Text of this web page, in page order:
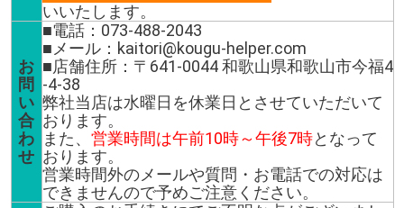
いいたします。
お
問
い
合
わ
せ
■電話：073-488-2043
■メール：kaitori@kougu-helper.com
■店舗住所：〒641-0044 和歌山県和歌山市今福4
-4-38
弊社当店は水曜日を休業日とさせていただいて
おります。
また、 営業時間は午前10時～午後7時となって
おります。
営業時間外のメールや質問・お電話での対応は
できませんので予めご注意ください。